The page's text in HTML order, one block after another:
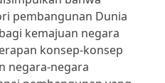
pembangunan Dunia
kemajuan negara
konsep-konsep
negara-negara